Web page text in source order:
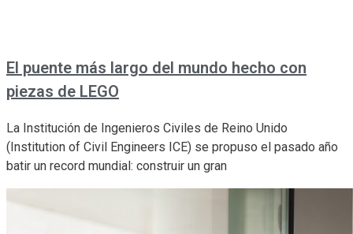
El puente más largo del mundo hecho con
piezas de LEGO
La Institución de Ingenieros Civiles de Reino Unido
(Institution of Civil Engineers ICE) se propuso el pasado año
batir un record mundial: construir un gran